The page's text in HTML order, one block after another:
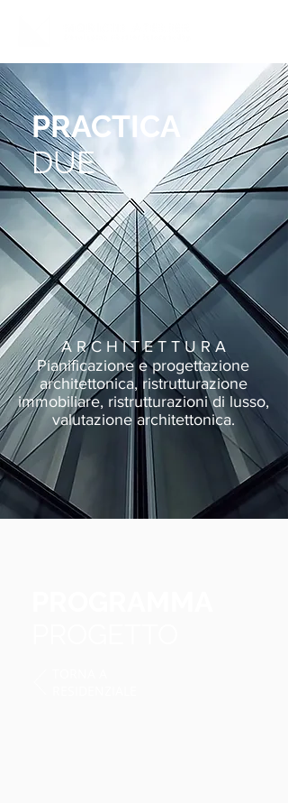
PRACTICA
DUE
A R C H I T E T T U R A
Pianificazione e progettazione
architettonica, ristrutturazione
immobiliare, ristrutturazioni di lusso,
valutazione architettonica.